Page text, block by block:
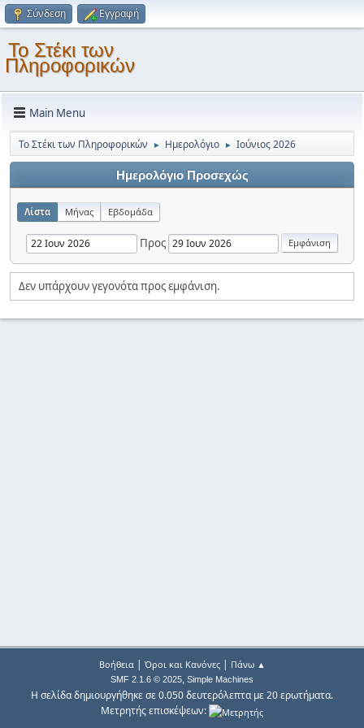
Σύνδεση Εγγραφή
Το Στέκι των
Πληροφορικών
Main Menu
Το Στέκι των Πληροφορικών ► Ημερολόγιο ► Ιούνιος 2026
Ημερολόγιο Προσεχώς
Λίστα Μήνας Εβδομάδα
Προς
Δεν υπάρχουν γεγονότα προς εμφάνιση.
Βοήθεια| Όροι και Κανόνες| Πάνω ▲
SMF 2.1.6 © 2025, Simple Machines
Η σελίδα δημιουργήθηκε σε 0.050 δευτερόλεπτα με 20 ερωτήματα.
Μετρητής επισκέψεων: